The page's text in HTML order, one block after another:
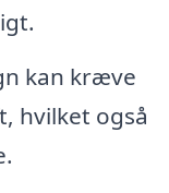
kan kræve
hvilket også